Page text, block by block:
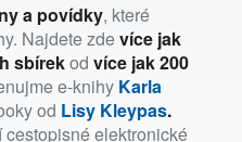
a povídky, které
Najdete zdevíce jak
sbírekod více jak 200
e-knihy Karla
od Lisy Kleypas.
elektronické